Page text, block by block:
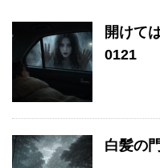
開けて
0121
白髪の